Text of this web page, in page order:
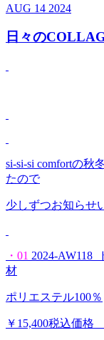
AUG 14 2024
日々の
si-si-si comfortの秋
たので
少しずつお知らせ
・01 2024-AW118
材
ポリエステル100％
￥15,400税込